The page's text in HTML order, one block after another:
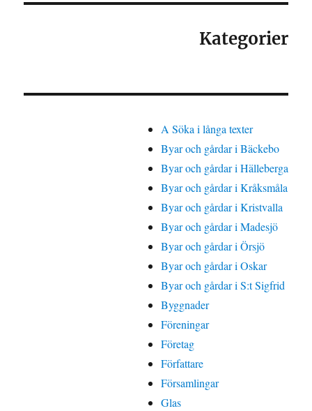
Kategorier
A Söka i långa texter
Byar och gårdar i Bäckebo
Byar och gårdar i Hälleberga
Byar och gårdar i Kråksmåla
Byar och gårdar i Kristvalla
Byar och gårdar i Madesjö
Byar och gårdar i Örsjö
Byar och gårdar i Oskar
Byar och gårdar i S:t Sigfrid
Byggnader
Föreningar
Företag
Författare
Församlingar
Glas